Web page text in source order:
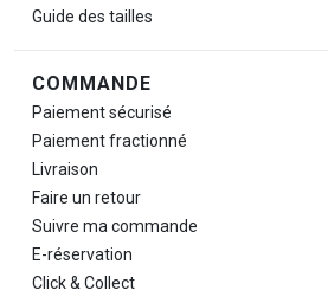
Guide des tailles
COMMANDE
Paiement sécurisé
Paiement fractionné
Livraison
Faire un retour
Suivre ma commande
E-réservation
Click & Collect